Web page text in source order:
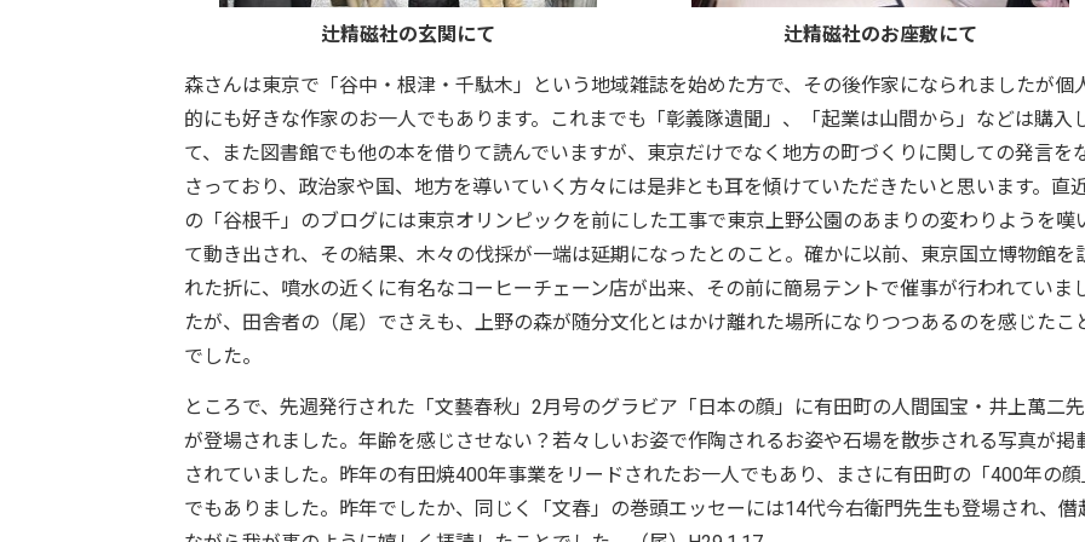
辻精磁社の玄関にて 辻精磁社のお座敷にて
森さんは東京で「谷中・根津・千駄木」という地域雑誌を始めた方で、その後作家になられましたが個
的にも好きな作家のお一人でもあります。これまでも「彰義隊遺聞」、「起業は山間から」などは購入
て、また図書館でも他の本を借りて読んでいますが、東京だけでなく地方の町づくりに関しての発言を
さっており、政治家や国、地方を導いていく方々には是非とも耳を傾けていただきたいと思います。直
の「谷根千」のブログには東京オリンピックを前にした工事で東京上野公園のあまりの変わりようを嘆
て動き出され、その結果、木々の伐採が一端は延期になったとのこと。確かに以前、東京国立博物館を
れた折に、噴水の近くに有名なコーヒーチェーン店が出来、その前に簡易テントで催事が行われていま
たが、田舎者の（尾）でさえも、上野の森が随分文化とはかけ離れた場所になりつつあるのを感じたこ
でした。
ところで、先週発行された「文藝春秋」2月号のグラビア「日本の顔」に有田町の人間国宝・井上萬二
が登場されました。年齢を感じさせない？若々しいお姿で作陶されるお姿や石場を散歩される写真が掲
されていました。昨年の有田焼400年事業をリードされたお一人でもあり、まさに有田町の「400年の顔
でもありました。昨年でしたか、同じく「文春」の巻頭エッセーには14代今右衛門先生も登場され、僭